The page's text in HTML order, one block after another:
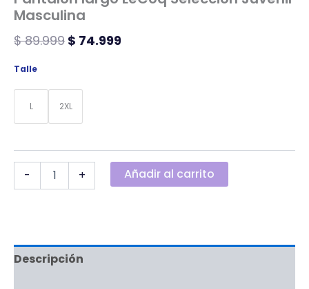
Masculina
$89.999 $ 74.999
Talle
L 2XL
- + Añadir al carrito
Descripción